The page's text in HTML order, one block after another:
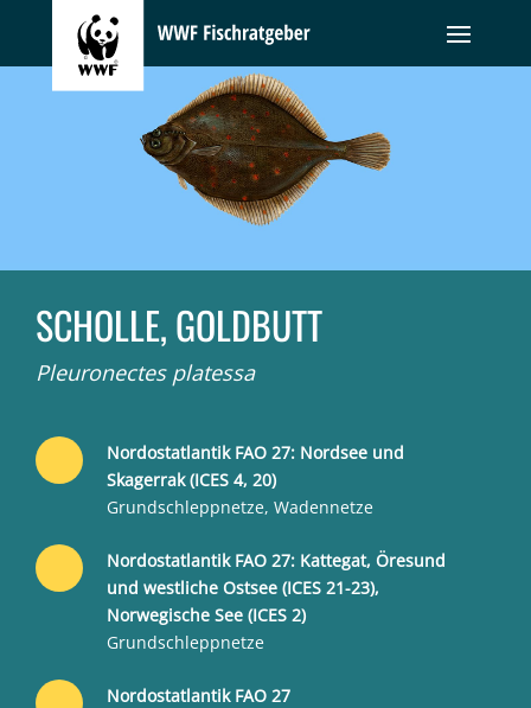
SCHOLLE, GOLDBUTT
Pleuronectes platessa
Nordostatlantik FAO 27: Nordsee und
Skagerrak (ICES 4, 20)
Grundschleppnetze, Wadennetze
Nordostatlantik FAO 27: Kattegat, Öresund
und westliche Ostsee (ICES 21-23),
Norwegische See (ICES 2)
Grundschleppnetze
Nordostatlantik FAO 27